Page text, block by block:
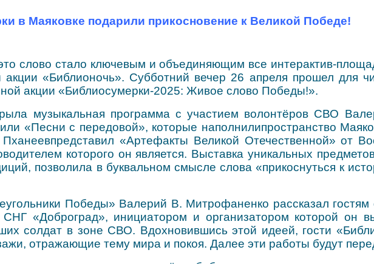
в Маяковке подарили прикосновение к Великой Победе!
слово стало ключевым и объединяющим все интерактив-
акции «Библионочь». Субботний вечер 26 апреля прошел для
акции «Библиосумерки-2025: Живое слово Победы!».
музыкальная программа с участием волонтёров СВО
«Песни с передовой», которые наполнилипространство
представил «Артефакты Великой Отечественной» от
которого он является. Выставка уникальных
позволила в буквальном смысле слова «прикоснуться к
Победы» Валерий В. Митрофаненко рассказал гостям
«Доброград», инициатором и организатором которой он
солдат в зоне СВО. Вдохновившись этой идеей, гости
отражающие тему мира и покоя. Далее эти работы будут